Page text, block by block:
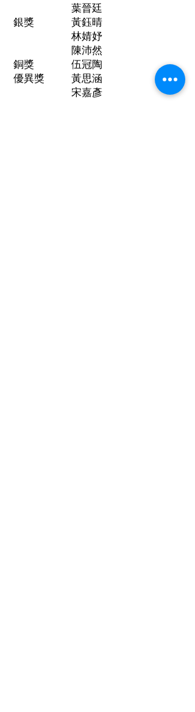
銀獎
銅獎
優異獎
葉晉廷
黃鈺晴
林婧妤
陳沛然
伍冠陶
黃思涵
宋嘉彥